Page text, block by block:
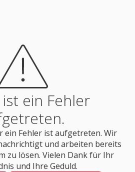
ein Fehler
ein Fehler ist aufgetreten. Wir
und arbeiten bereits
zu lösen. Vielen Dank für Ihr
und Ihre Geduld.